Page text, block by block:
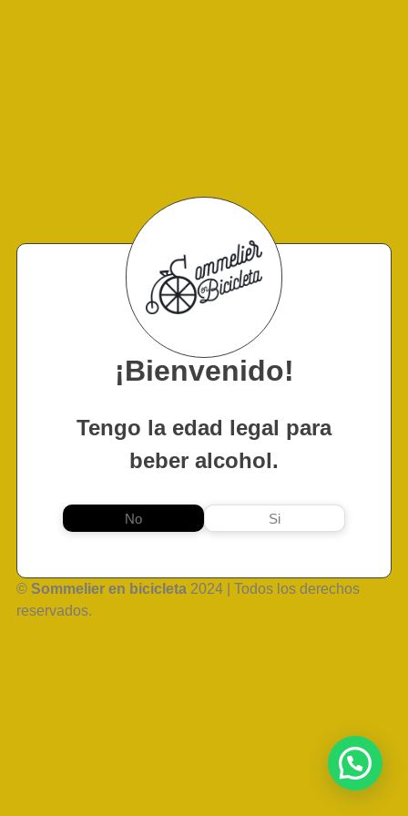
¡Bienvenido!
Tengo la edad legal para
beber alcohol.
No Si
© Sommelier en bicicleta 2024 | Todos los derechos
reservados.